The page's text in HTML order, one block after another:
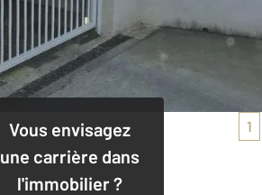
Vous envisagez
une carrière dans
l'immobilier ?
1